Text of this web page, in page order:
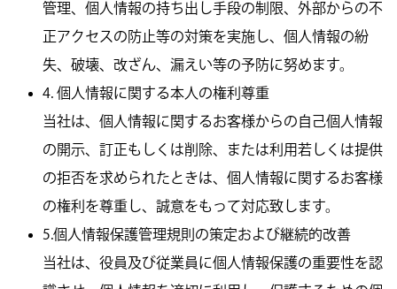
管理、個人情報の持ち出し手段の制限、外部からの不
正アクセスの防止等の対策を実施し、個人情報の紛
失、破壊、改ざん、漏えい等の予防に努めます。
4. 個人情報に関する本人の権利尊重
当社は、個人情報に関するお客様からの自己個人情報
の開示、訂正もしくは削除、または利用若しくは提供
の拒否を求められたときは、個人情報に関するお客様
の権利を尊重し、誠意をもって対応致します。
5.個人情報保護管理規則の策定および継続的改善
当社は、役員及び従業員に個人情報保護の重要性を認